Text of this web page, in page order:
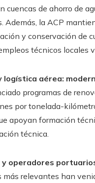
cuencas de ahorro de
Además, la ACP
y conservación de
técnicos locales
logística aérea:
programas de
por tonelada-
apoyan formación
técnica.
y operadores
más relevantes han